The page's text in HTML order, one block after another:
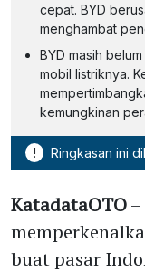
cepat. BYD
menghambat
BYD masih
mobil listriknya.
kemungkinan
! Ringkasan ini
KatadataOTO
buat pasar